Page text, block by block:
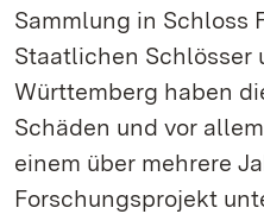
Sammlung in Schloss
Staatlichen Schlösser
Württemberg haben
Schäden und vor
einem über mehrere
Forschungsprojekt